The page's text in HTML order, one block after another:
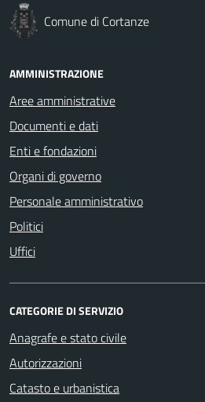
Comune di Cortanze
AMMINISTRAZIONE
Aree amministrative
Documenti e dati
Enti e fondazioni
Organi di governo
Personale amministrativo
Politici
Uffici
CATEGORIE DI SERVIZIO
Anagrafe e stato civile
Autorizzazioni
Catasto e urbanistica